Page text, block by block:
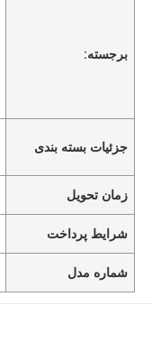
برجسته:
جزئیات بسته بندی
زمان تحویل
شرایط پرداخت
شماره مدل